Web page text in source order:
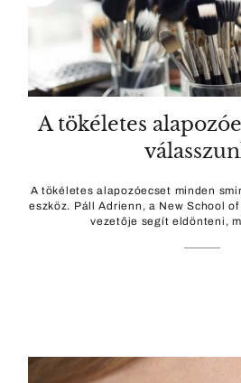
A tökéletes
A tökéletes alapozóecset minden
eszköz. Páll Adrienn, a New School
vezetője segít eldönteni,